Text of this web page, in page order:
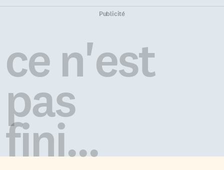
Publicité
ce n'est
pas
fini...